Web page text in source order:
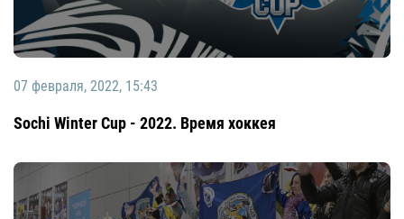
07 февраля, 2022, 15:43
Sochi Winter Cup - 2022. Время хоккея